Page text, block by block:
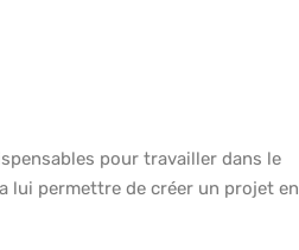
pour travailler dans le
lui permettre de créer un projet en